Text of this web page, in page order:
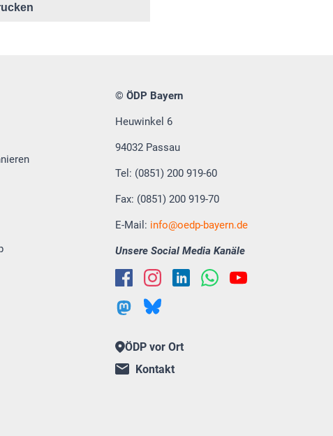
© ÖDP Bayern
Heuwinkel 6
94032 Passau
Tel: (0851) 200 919-60
Fax: (0851) 200 919-70
E-Mail: info oedp-bayern.de
Unsere Social Media Kanäle
ÖDP vor Ort
Kontakt